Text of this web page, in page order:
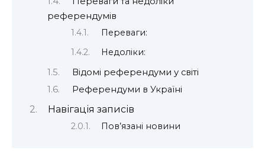
референдумів
Переваги:
Недоліки:
Відомі референдуми у світі
Референдуми в Україні
Навігація записів
Пов’язані новини